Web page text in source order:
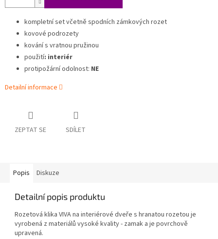
kompletní set včetně spodních zámkových rozet
kovové podrozety
kování s vratnou pružinou
použití: interiér
protipožární odolnost: NE
Detailní informace
ZEPTAT SE SDÍLET
Popis Diskuze
Detailní popis produktu
Rozetová klika VIVA na interiérové dveře s hranatou rozetou je
vyrobená z materiálů vysoké kvality - zamak a je povrchově
upravená.